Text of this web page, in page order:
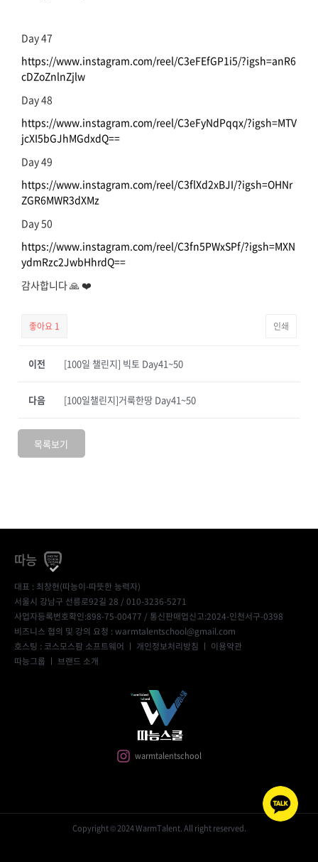
Day 47
https://www.instagram.com/reel/C3eFEfGP1i5/?igsh=anR6
cDZoZnlnZjlw
Day 48
https://www.instagram.com/reel/C3eFyNdPqqx/?igsh=MTV
jcXI5bGJhMGdxdQ==
Day 49
https://www.instagram.com/reel/C3flXd2xBJI/?igsh=OHNr
ZGR6MWR3dXMz
Day 50
https://www.instagram.com/reel/C3fn5PWxSPf/?igsh=MXN
ydmRzc2JwbHhrdQ==
감사합니다 🙏 ❤️
좋아요 1 인쇄
이전 [100일 챌린지] 빅토 Day41~50
[100일챌린지]거룩한땅 Day41~50
다음
목록보기
따능
대표 : 최창현(따능이-따뜻한 능력자)
서울시 강남구 선릉로92길 28 / 010-3236-5271
사업자등록번호확인:898-75-00477 / 통신판매업신고:2024-인천서구-0398
비즈니스 협의 및 강의 요청 : warmtalentschool@gmail.com
호스팅 : 코스모스팜 소프트웨어 ㅣ 개인정보처리방침 ㅣ 이용약관
따능그룹 ㅣ 브랜드 소개
warmtalentschool
Copyright © 2024 WarmTalent. All right reserved.